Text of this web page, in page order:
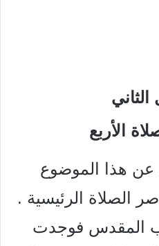
الثاني
الأربع
عن هذا الموضوع
الصلاة الرئيسية .
المقدس فوجدت